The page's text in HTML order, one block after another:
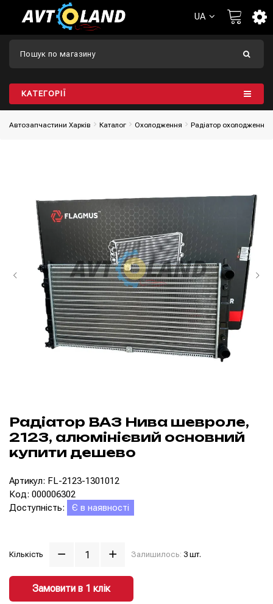
UA
КАТЕГОРІЇ
Автозапчастини Харків Каталог Охолодження Радіатор охолодження
Радіатор ВАЗ Нива шевроле,
2123, алюмінієвий основний
купити дешево
Артикул: FL-2123-1301012
Код: 000006302
Доступність:
Є в наявності
Кількість Залишилось: 3 шт.
Замовити в 1 клiк